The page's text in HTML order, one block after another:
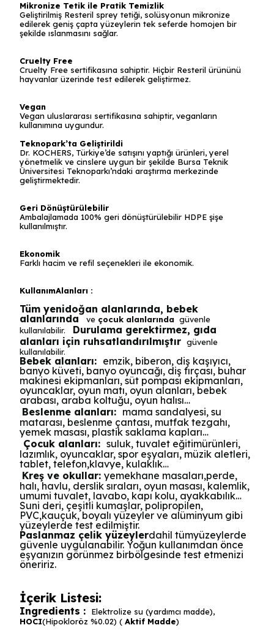
Mikronize Tetik ile Pratik Temizlik
Geliştirilmiş Resteril sprey tetiği, solüsyonun mikronize
edilerek geniş çapta yüzeylerin tek seferde homojen bir
şekilde ıslanmasını sağlar.
Cruelty Free
Cruelty Free sertifikasına sahiptir. Hiçbir Resteril ürününü
hayvanlar üzerinde test edilerek geliştirmez.
Vegan
Vegan uluslararası sertifikasına sahiptir, veganların
kullanımına uygundur.
Teknopark’ta Geliştirildi
Dr. KOCHERS, Türkiye’de satışını yaptığı ürünleri, yerel
yönetmelik ve cinslere uygun bir şekilde Bursa Teknik
Üniversitesi Teknoparkı’ndaki araştırma merkezinde
geliştirmektedir.
Geri Dönüştürülebilir
Ambalajlamada 100% geri dönüştürülebilir HDPE şişe
kullanılmıştır.
Ekonomik
Farklı hacim ve refil seçenekleri ile ekonomik.
KullanımAlanları :
Tüm yenidoğan alanlarında, bebek
alanlarında
ve çocuk alanlarında güvenle
kullanılabilir.
Durulama gerektirmez, gıda
alanları için ruhsatlandırılmıştır güvenle
kullanılabilir.
Bebek alanları: emzik, biberon, diş kaşıyıcı,
banyo küveti, banyo oyuncağı, diş fırçası, buhar
makinesi ekipmanları, süt pompası ekipmanları,
oyuncaklar, oyun matı, oyun alanları, bebek
arabası, araba koltuğu, oyun halısı…
Beslenme alanları: mama sandalyesi, su
matarası, beslenme çantası, mutfak tezgahı,
yemek masası, plastik saklama kapları…
Çocuk alanları: suluk, tuvalet eğitimürünleri,
lazımlık, oyuncaklar, spor eşyaları, müzik aletleri,
tablet, telefon,klavye, kulaklık…
Kreş ve okullar: yemekhane masaları,perde,
halı, havlu, derslik sıraları, oyun masası, kalemlik,
umumi tuvalet, lavabo, kapı kolu, ayakkabılık…
Suni deri, çeşitli kumaşlar, polipropilen,
PVC,kauçuk, boyalı yüzeyler ve alüminyum gibi
yüzeylerde test edilmiştir.
Paslanmaz çelik yüzeylerdahil tümyüzeylerde
güvenle uygulanabilir. Yoğun kullanımdan önce
eşyanızın görünmez birbölgesinde test etmenizi
öneririz.
İçerik Listesi:
Ingredients :
Elektrolize su (yardımcı madde),
HOCI(Hipokloröz %0.02) ( Aktif Madde)